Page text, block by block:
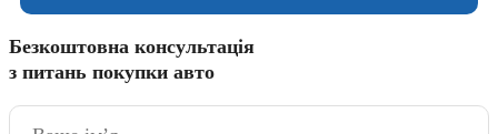
Безкоштовна консультація
з питань покупки авто